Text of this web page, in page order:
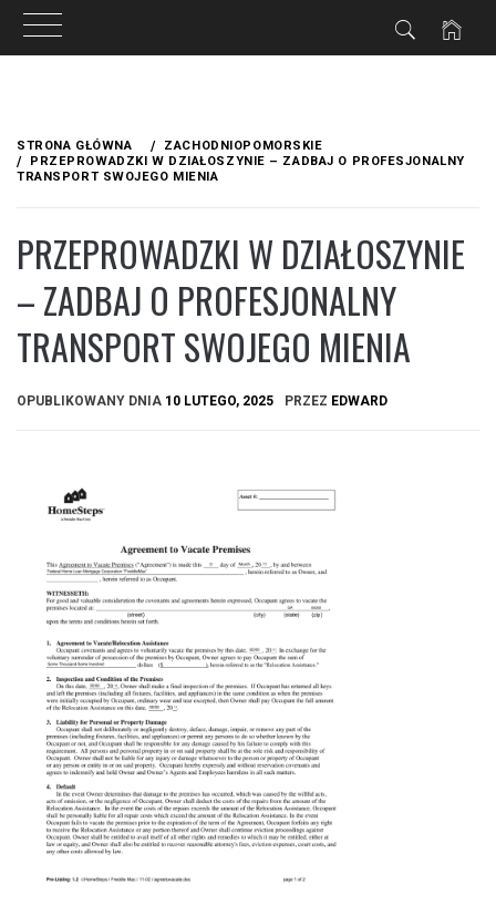
treści
STRONA GŁÓWNA
ZACHODNIOPOMORSKIE
PRZEPROWADZKI W DZIAŁOSZYNIE – ZADBAJ O PROFESJONALNY
TRANSPORT SWOJEGO MIENIA
PRZEPROWADZKI W DZIAŁOSZYNIE
– ZADBAJ O PROFESJONALNY
TRANSPORT SWOJEGO MIENIA
OPUBLIKOWANY DNIA 10 LUTEGO, 2025 PRZEZ EDWARD